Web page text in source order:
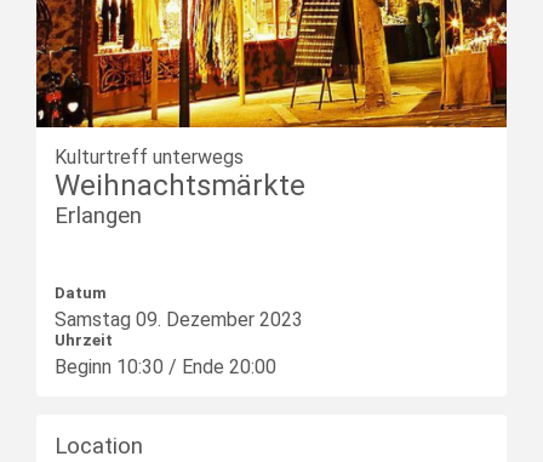
Kulturtreff unterwegs
Weihnachtsmärkte
Erlangen
Datum
Samstag 09. Dezember 2023
Uhrzeit
Beginn 10:30 / Ende 20:00
Location